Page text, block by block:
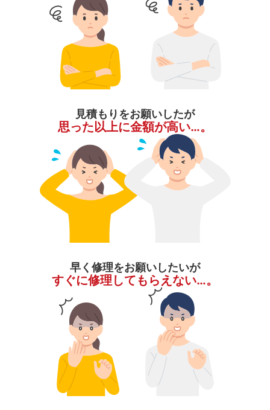
見積もりをお願いしたが
思った以上に金額が高い…。
早く修理をお願いしたいが
すぐに修理してもらえない…。